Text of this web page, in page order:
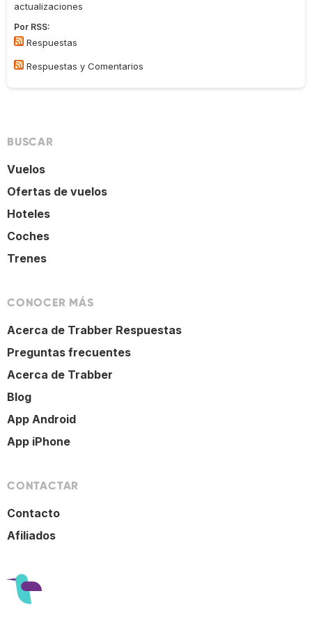
actualizaciones
Por RSS:
Respuestas
Respuestas y Comentarios
BUSCAR
Vuelos
Ofertas de vuelos
Hoteles
Coches
Trenes
CONOCER MÁS
Acerca de Trabber Respuestas
Preguntas frecuentes
Acerca de Trabber
Blog
App Android
App iPhone
CONTACTAR
Contacto
Afiliados